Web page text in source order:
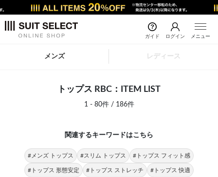
ガイド ログイン メニュー
メンズ レディース
トップス RBC：ITEM LIST
1 - 80件 / 186件
関連するキーワードはこちら
#メンズ トップス #スリム トップス #トップス フィット感
#トップス 形態安定 #トップス ストレッチ #トップス 快適